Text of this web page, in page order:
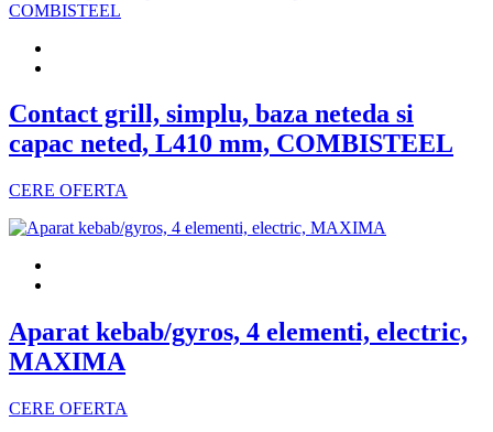
Contact grill, simplu, baza neteda si
capac neted, L410 mm, COMBISTEEL
CERE OFERTA
Aparat kebab/gyros, 4 elementi, electric,
MAXIMA
CERE OFERTA